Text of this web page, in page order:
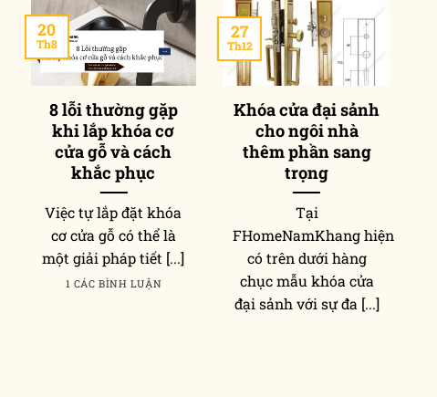
8 lỗi thường gặp
khi lắp khóa cơ
cửa gỗ và cách
khắc phục
Việc tự lắp đặt khóa
cơ cửa gỗ có thể là
một giải pháp tiết [...]
1 CÁC BÌNH LUẬN
20
Th8
Khóa cửa đại sảnh
cho ngôi nhà
thêm phần sang
trọng
Tại
FHomeNamKhang hiện
có trên dưới hàng
chục mẫu khóa cửa
đại sảnh với sự đa [...]
27
Th12